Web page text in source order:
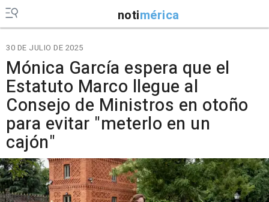
notimérica
30 DE JULIO DE 2025
Mónica García espera que el
Estatuto Marco llegue al
Consejo de Ministros en otoño
para evitar "meterlo en un
cajón"